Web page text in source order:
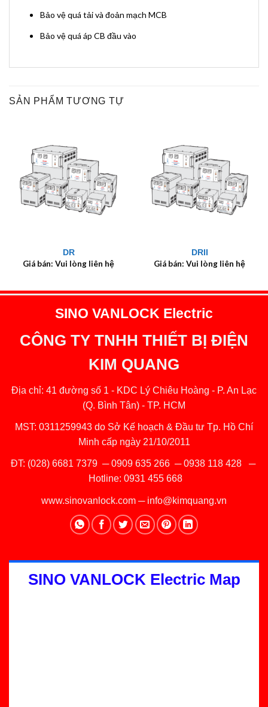
Bảo vệ quá tải và đoản mạch MCB
Bảo vệ quá áp CB đầu vào
SẢN PHẨM TƯƠNG TỰ
DR
Giá bán: Vui lòng liên hệ
DRII
Giá bán: Vui lòng liên hệ
SINO VANLOCK Electric
CÔNG TY TNHH THIẾT BỊ ĐIỆN
KIM QUANG
Địa chỉ: 41 đường số 1 - KDC Lý Chiêu Hoàng - P. An Lạc
(Q. Bình Tân) - TP. HCM
MST: 0311259943 do Sở Kế hoạch & Đầu tư Tp. Hồ Chí
Minh cấp ngày 21/10/2011
ĐT: (028) 6681 7379 ─0909 635 266─0938 118 428─
Hotline: 0931 455 668
www.sinovanlock.com ─ info@kimquang.vn
SINO VANLOCK Electric Map